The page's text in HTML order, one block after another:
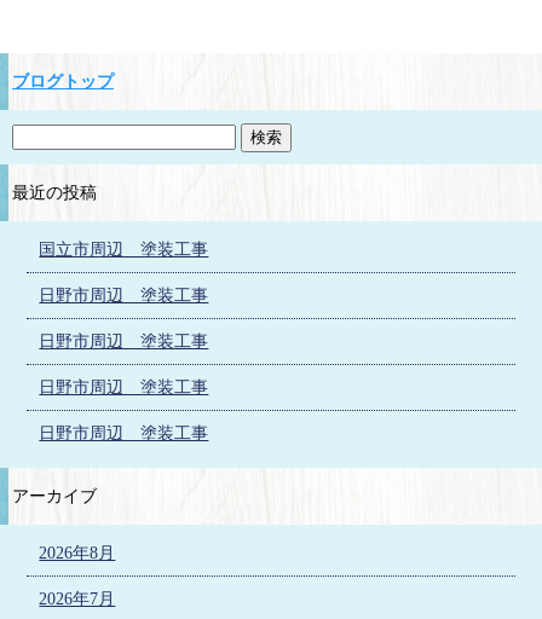
ブログトップ
最近の投稿
国立市周辺 塗装工事
日野市周辺 塗装工事
日野市周辺 塗装工事
日野市周辺 塗装工事
日野市周辺 塗装工事
アーカイブ
2026年8月
2026年7月